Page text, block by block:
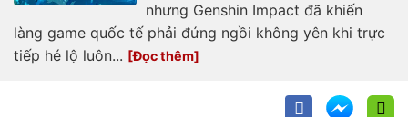
nhưng Genshin Impact đã khiến
làng game quốc tế phải đứng ngồi không yên khi trực
tiếp hé lộ luôn...